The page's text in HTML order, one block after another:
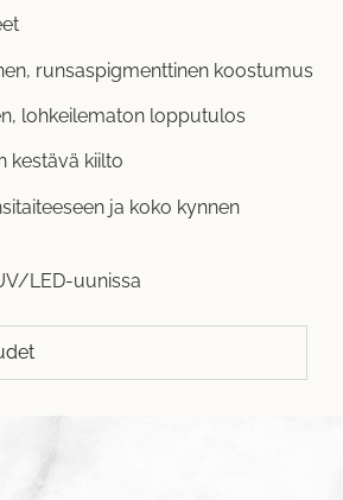
runsaspigmenttinen koostumus
lohkeilematon lopputulos
kestävä kiilto
ja koko kynnen
LED-uunissa